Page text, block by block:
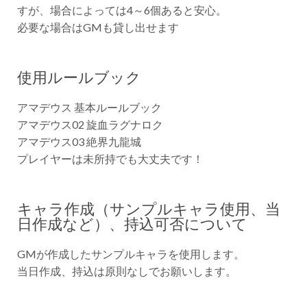
すが、場合によっては4～6個あると安心。
必要な場合はGMも貸し出せます
使用ルールブック
アマデウス 基本ルールブック
アマデウス02 旋血ラグナロク
アマデウス03 絶界九龍城
プレイヤーは未所持でも大丈夫です！
キャラ作成（サンプルキャラ使用、当
日作成など）、持込可否について
GMが作成したサンプルキャラを使用します。
当日作成、持込は原則なしでお願いします。